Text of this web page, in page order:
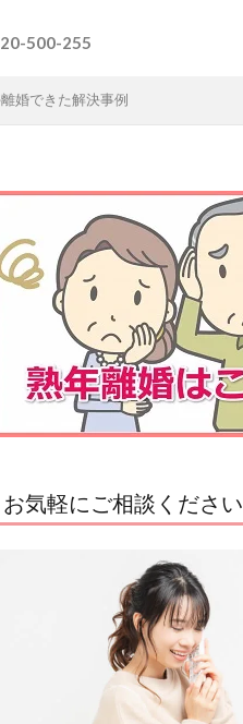
500-255
婚できた解決事例
お気軽にご相談ください